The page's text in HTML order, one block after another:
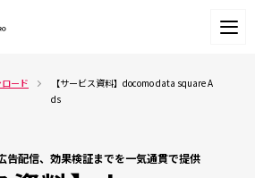
ード
【サービス資料】docomo data square A
ds
告配信、効果検証までを一気通貫で提供